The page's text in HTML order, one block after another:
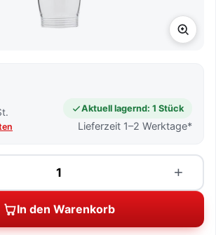
Aktuell lagernd: 1 Stück
Lieferzeit 1–2 Werktage*
+
In den Warenkorb